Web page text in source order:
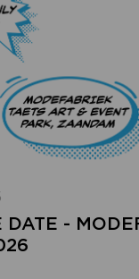
DATE -